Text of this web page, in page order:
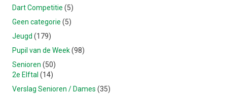
Dart Competitie (5)
Geen categorie (5)
Jeugd (179)
Pupil van de Week(98)
Senioren (50)
2e Elftal (14)
Verslag Senioren / Dames (35)